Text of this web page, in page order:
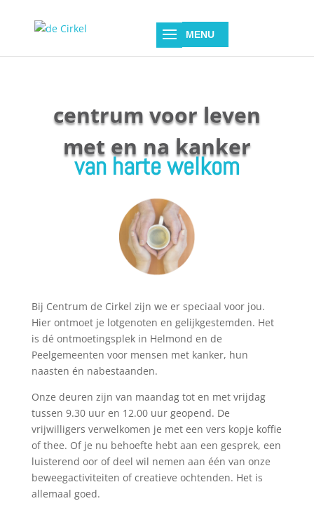
centrum voor leven
met en na kanker
van harte welkom
Bij Centrum de Cirkel zijn we er speciaal voor jou.
Hier ontmoet je lotgenoten en gelijkgestemden. Het
is dé ontmoetingsplek in Helmond en de
Peelgemeenten voor mensen met kanker, hun
naasten én nabestaanden.
Onze deuren zijn van maandag tot en met vrijdag
tussen 9.30 uur en 12.00 uur geopend. De
vrijwilligers verwelkomen je met een vers kopje koffie
of thee. Of je nu behoefte hebt aan een gesprek, een
luisterend oor of deel wil nemen aan één van onze
beweegactiviteiten of creatieve ochtenden. Het is
allemaal goed.